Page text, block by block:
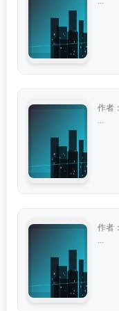
作者：
作者：